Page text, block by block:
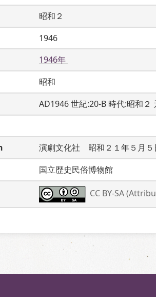
昭和２
1946
1946年
昭和
AD1946 世紀:20-B 時代:昭和２
演劇文化社　昭和２１年５月
国立歴史民俗博物館
CC BY-SA